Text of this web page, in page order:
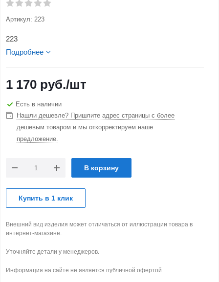
Артикул: 223
223
Подробнее
1 170 руб./шт
Есть в наличии
Нашли дешевле? Пришлите адрес страницы с более
дешевым товаром и мы откорректируем наше
предложение.
В корзину
Купить в 1 клик
Внешний вид изделия может отличаться от иллюстрации товара в
интернет-магазине.
Уточняйте детали у менеджеров.
Информация на сайте не является публичной офертой.